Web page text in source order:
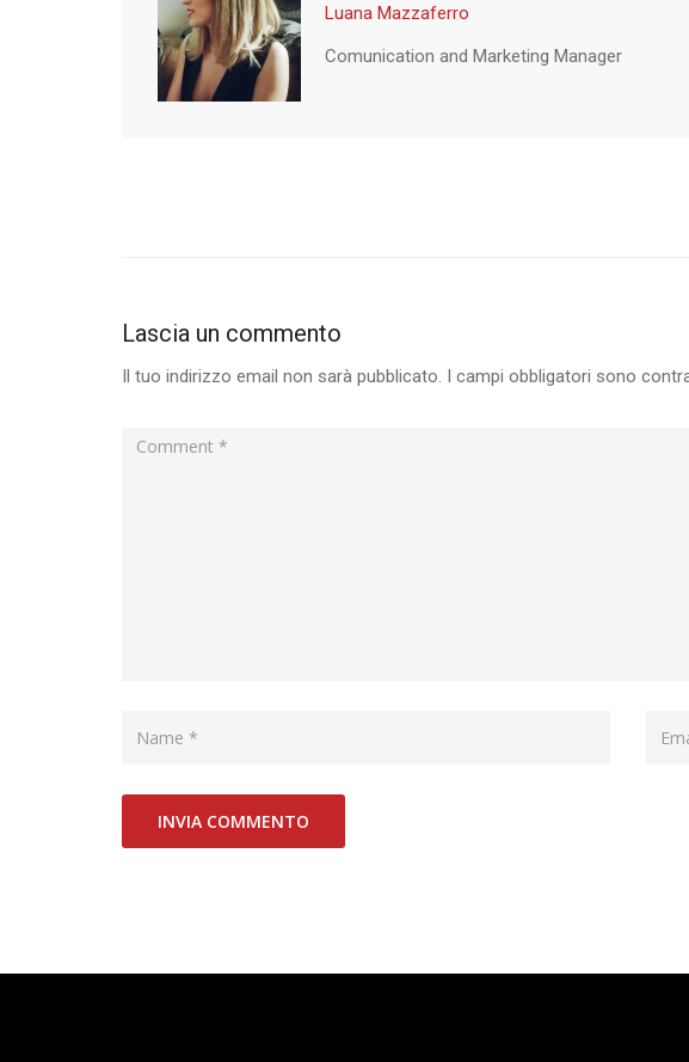
Luana Mazzaferro
Comunication and Marketing Manager
Lascia un commento
Il tuo indirizzo email non sarà pubblicato. I campi obbligatori sono